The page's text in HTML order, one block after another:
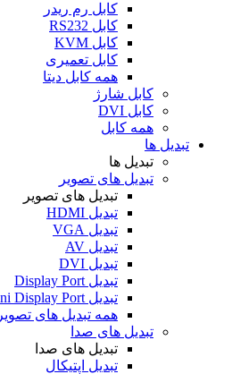
کابل رم ریدر
کابل RS232
کابل KVM
کابل تعمیری
همه کابل دیتا
کابل شارژ
کابل DVI
همه کابل
تبدیل ها
تبدیل ها
تبدیل های تصویر
تبدیل های تصویر
تبدیل HDMI
تبدیل VGA
تبدیل AV
تبدیل DVI
تبدیل Display Port
تبدیل Mini Display Port
همه تبدیل های تصویر
تبدیل های صدا
تبدیل های صدا
تبدیل اپتیکال